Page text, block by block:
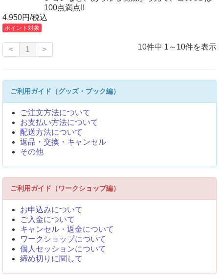
100点満点!!
4,950円/税込
ポイント対象
10件中 1～10件を表示
< 1 >
ご利用ガイド（グッズ・ブック編）
ご注文方法について
お支払い方法について
配送方法について
返品・交換・キャンセル
その他
ご利用ガイド（ワークショップ編）
お申込みについて
ご入金について
キャンセル・返金について
ワークショップについて
個人セッションについて
締め切りに関して